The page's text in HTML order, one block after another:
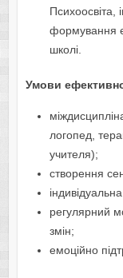
Психоосвіта,
формування
школі.
Умови
логопед,
учителя);
створення
регулярний
змін;
емоційно